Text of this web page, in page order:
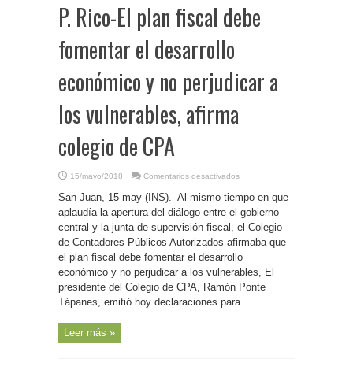
P. Rico-El plan fiscal debe
fomentar el desarrollo
económico y no perjudicar a
los vulnerables, afirma
colegio de CPA
15/mayo/2018 Comentarios desactivados
El
plan
fiscal
debe
fomentar
el
económico
y
perjudicar
los
San Juan, 15 may (INS).- Al mismo tiempo en que
aplaudía la apertura del diálogo entre el gobierno
central y la junta de supervisión fiscal, el Colegio
de Contadores Públicos Autorizados afirmaba que
el plan fiscal debe fomentar el desarrollo
económico y no perjudicar a los vulnerables, El
presidente del Colegio de CPA, Ramón Ponte
Tápanes, emitió hoy declaraciones para ...
Leer más »